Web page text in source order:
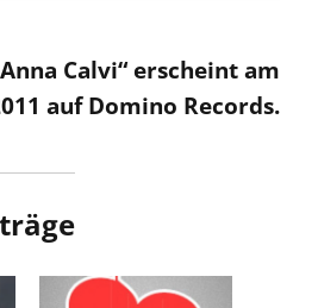
Calvi“ erscheint am
auf Domino Records.